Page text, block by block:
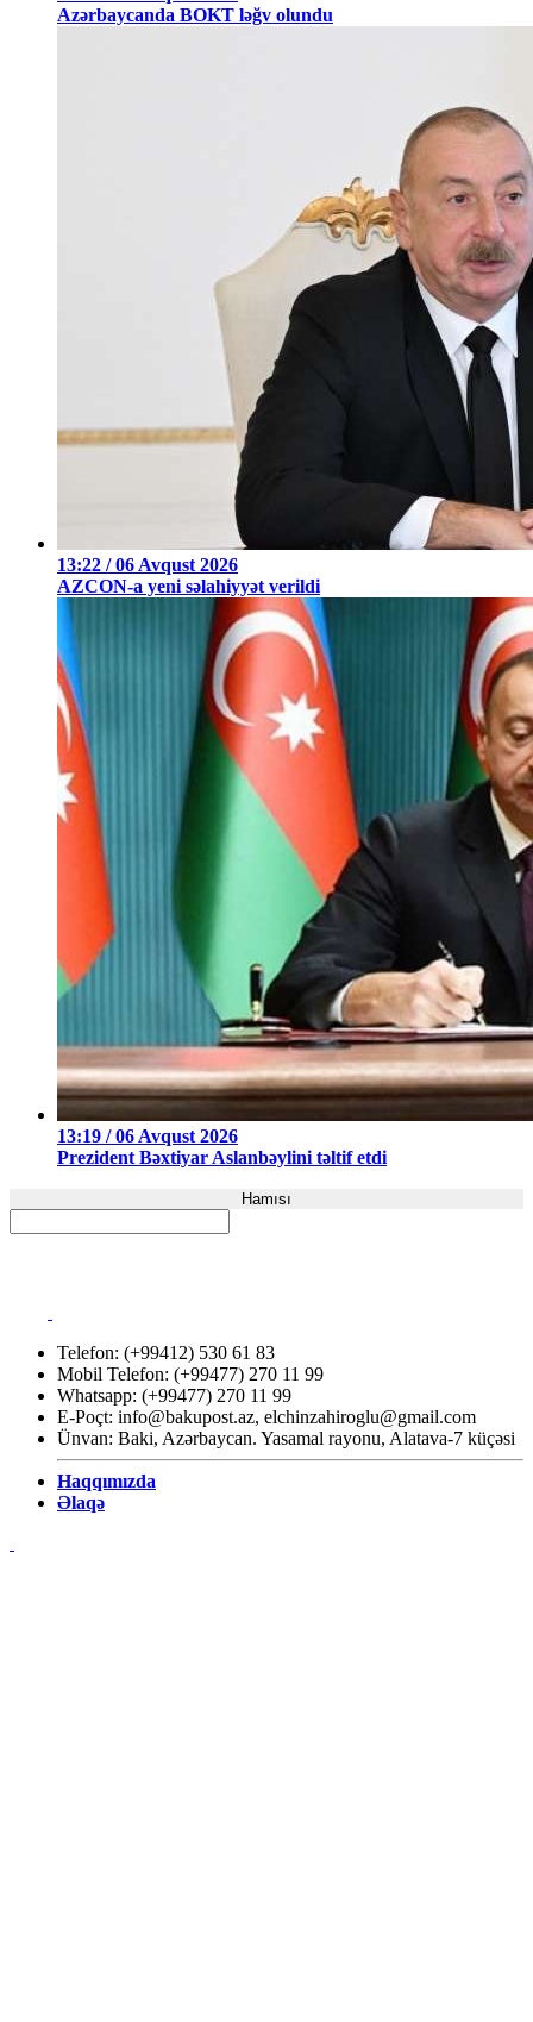
Azərbaycanda BOKT ləğv olundu
13:22 / 06 Avqust 2026
AZCON-a yeni səlahiyyət verildi
13:19 / 06 Avqust 2026
Prezident Bəxtiyar Aslanbəylini təltif etdi
Hamısı
Telefon: (+99412) 530 61 83
Mobil Telefon: (+99477) 270 11 99
Whatsapp: (+99477) 270 11 99
E-Poçt: info@bakupost.az, elchinzahiroglu@gmail.com
Ünvan: Baki, Azərbaycan. Yasamal rayonu, Alatava-7 küçəsi
Haqqımızda
Əlaqə